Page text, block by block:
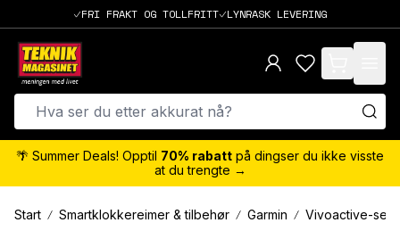
FRI FRAKT OG TOLLFRITT LYNRASK LEVERING
items in cart,
🌴 Summer Deals! Opptil 70% rabatt på dingser du ikke visste
at du trengte →
Start Smartklokkereimer & tilbehør Garmin Vivoactive-